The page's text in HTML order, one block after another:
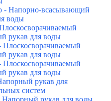
- Напорно-всасывающий
воды
рукав для воды
Плоскосворачиваемый
рукав для воды
Плоскосворачиваемый
рукав для воды
рукав для
систем
Напорный рукав для воды